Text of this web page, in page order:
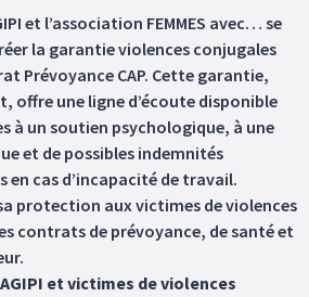
et l’association FEMMES avec… se
la garantie violences conjugales
Prévoyance CAP. Cette garantie,
offre une ligne d’écoute disponible
à un soutien psychologique, à une
et de possibles indemnités
en cas d’incapacité de travail.
protection aux victimes de violences
contrats de prévoyance, de santé et
et victimes de violences